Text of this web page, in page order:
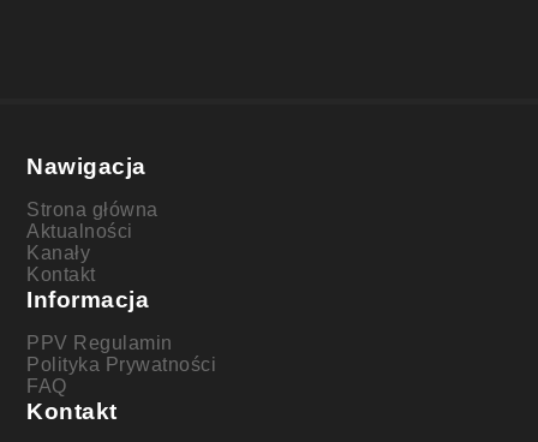
Nawigacja
Strona główna
Aktualności
Kanały
Kontakt
Informacja
PPV Regulamin
Polityka Prywatności
FAQ
Kontakt